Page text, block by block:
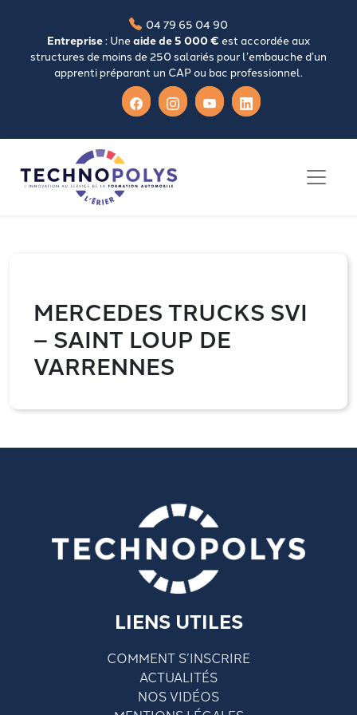
04 79 65 04 90
Entreprise: Uneaide de 5 000 € est accordée aux
structures de moins de 250 salariés pour l’embauche d’un
apprenti préparant un CAP ou bac professionnel.
MERCEDES TRUCKS SVI
– SAINT LOUP DE
VARRENNES
LIENS UTILES
COMMENT S’INSCRIRE
ACTUALITÉS
NOS VIDÉOS